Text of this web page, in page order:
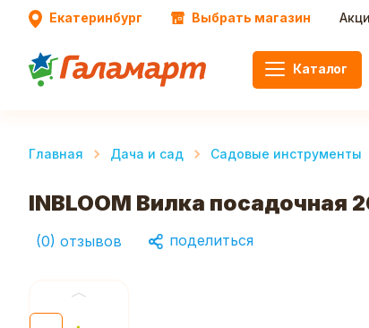
Екатеринбург Выбрать магазин
Каталог
Главная Дача и сад Садовые инструменты
INBLOOM Вилка посадочная
(0) отзывов поделиться